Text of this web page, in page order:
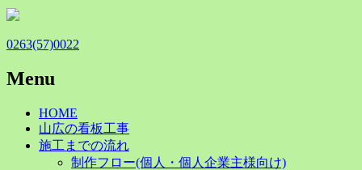
0263(57)0022
Menu
Skip
content
HOME
山広の看板工事
施工までの流れ
制作フロー(個人・個人企業主様向け)